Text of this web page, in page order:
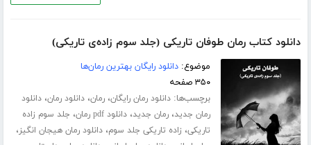
دانلود کتاب رمان طوفان تاریکی (جلد سوم زاده‌ی تاریکی)
موضوع:دانلود رایگان بهترین رمان‌ها
۳۵۰ صفحه
برچسب‌ها:دانلود رمان رایگان،رمان،دانلود رمان،دانلود
رمان جدید،رمان جدید،دانلود pdf رمان ، جلد سوم زاده
تاریکی، زاده تاریکی جلد سوم،دانلود رمان هیجان انگیز،